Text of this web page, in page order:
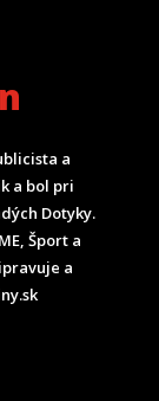
a
a bol pri
Dotyky.
Šport a
a